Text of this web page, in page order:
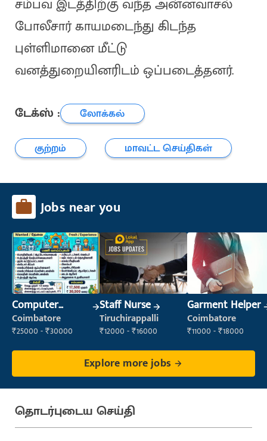
சம்பவ இடத்திற்கு வந்த அன்னவாசல்
போலீசார் காயமடைந்து கிடந்த
புள்ளிமானை மீட்டு
வனத்துறையினரிடம் ஒப்படைத்தனர்.
டேக்ஸ் :
லோக்கல்
குற்றம்
மாவட்ட செய்திகள்
Jobs near you
Computer
Operator
Coimbatore
₹25000 - ₹30000
Staff Nurse
Tiruchirappalli
₹12000 - ₹16000
Garment Helper
Coimbatore
₹11000 - ₹18000
Explore more jobs
தொடர்புடைய செய்தி